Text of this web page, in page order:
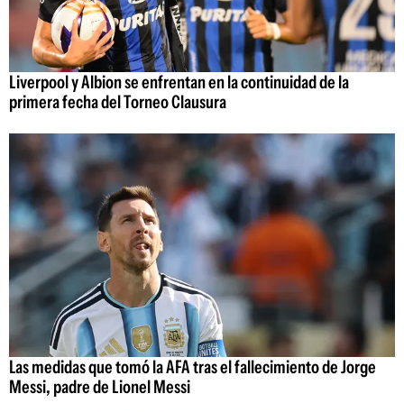
Liverpool y Albion se enfrentan en la continuidad de la
primera fecha del Torneo Clausura
Las medidas que tomó la AFA tras el fallecimiento de Jorge
Messi, padre de Lionel Messi